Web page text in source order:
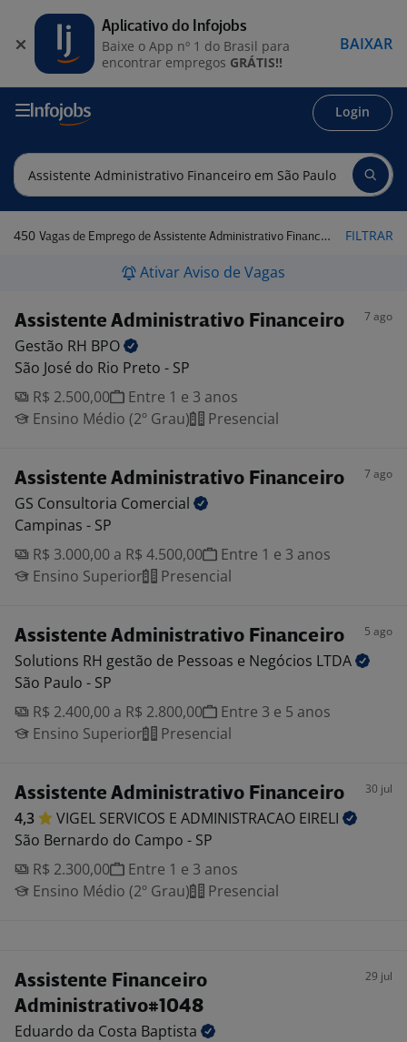
Login
450 Vagas de Emprego de Assistente Administrativo Financeiro em São Paulo FILTRAR
Ativar Aviso de Vagas
Assistente Administrativo Financeiro 7 ago
Gestão RH BPO
São José do Rio Preto - SP
R$ 2.500,00
Entre 1 e 3 anos
Ensino Médio (2º Grau)
Presencial
Assistente Administrativo Financeiro 7 ago
GS Consultoria Comercial
Campinas - SP
R$ 3.000,00 a R$ 4.500,00
Entre 1 e 3 anos
Ensino Superior
Presencial
Assistente Administrativo Financeiro 5 ago
Solutions RH gestão de Pessoas e Negócios LTDA
São Paulo - SP
R$ 2.400,00 a R$ 2.800,00
Entre 3 e 5 anos
Ensino Superior
Presencial
Assistente Administrativo Financeiro 30 jul
4,3 VIGEL SERVICOS E ADMINISTRACAO EIRELI
São Bernardo do Campo - SP
R$ 2.300,00
Entre 1 e 3 anos
Ensino Médio (2º Grau)
Presencial
Assistente Financeiro
Administrativo#1048
29 jul
Eduardo da Costa Baptista
Aplicativo do Infojobs
Baixe o App nº 1 do Brasil para
encontrar empregos GRÁTIS!!
BAIXAR